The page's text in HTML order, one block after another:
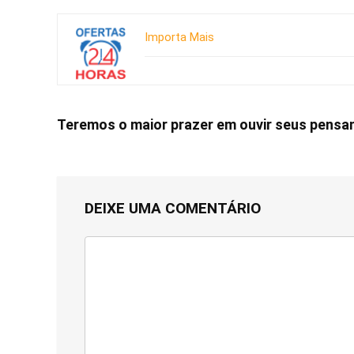
Importa Mais
Teremos o maior prazer em ouvir seus
DEIXE UMA COMENTÁRIO